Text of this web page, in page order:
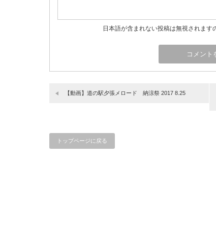
日本語が含まれない投稿は無視されます
【動画】道の駅夕張メロード 納涼祭 2017 8.25
トップページに戻る